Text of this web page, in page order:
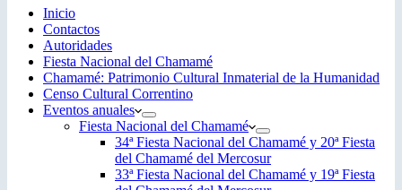
Inicio
Contactos
Autoridades
Fiesta Nacional del Chamamé
Chamamé: Patrimonio Cultural Inmaterial de la Humanidad
Censo Cultural Correntino
Eventos anuales
Fiesta Nacional del Chamamé
34ª Fiesta Nacional del Chamamé y 20ª Fiesta
del Chamamé del Mercosur
33ª Fiesta Nacional del Chamamé y 19ª Fiesta